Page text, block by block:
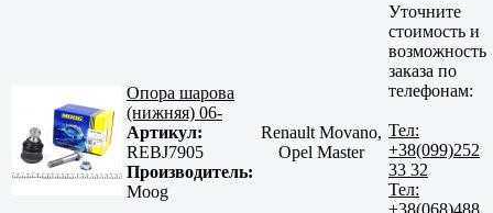
Опора шарова
(нижняя) 06-
Артикул:
REBJ7905
Производитель:
Moog
Renault Movano,
Opel Master
Уточните
стоимость и
возможность
заказа по
телефонам:
Тел:
+38(099)252
33 32
Тел:
+38(068)488